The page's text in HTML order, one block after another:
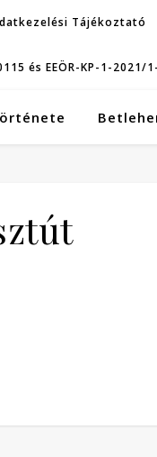
Tájékoztató
és EEÖR-KP-1-2021/